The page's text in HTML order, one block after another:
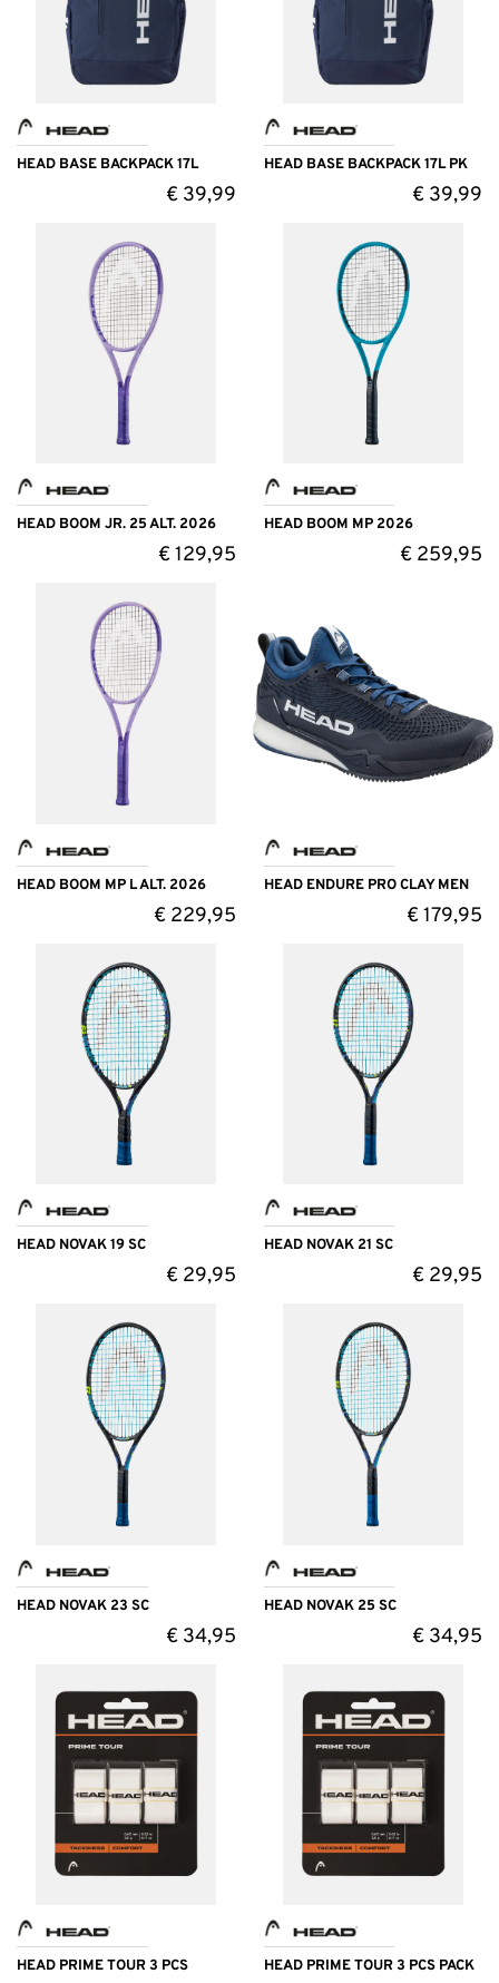
HEAD BASE BACKPACK 17L
€39,99
HEAD BASE BACKPACK 17L PK
€ 39,99
HEAD BOOM JR. 25 ALT. 2026
€129,95
HEAD BOOM MP 2026
€ 259,95
HEAD BOOM MP L ALT. 2026
€229,95
HEAD ENDURE PRO CLAY MEN
€179,95
HEAD NOVAK 19 SC
€29,95
HEAD NOVAK 21 SC
€ 29,95
HEAD NOVAK 23 SC
€34,95
HEAD NOVAK 25 SC
€ 34,95
HEAD PRIME TOUR 3 PCS HEAD PRIME TOUR 3 PCS PACK